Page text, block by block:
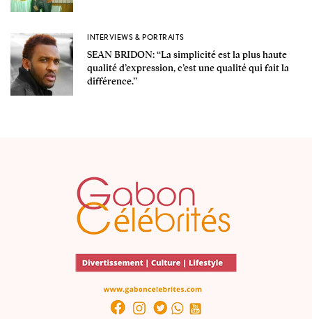
INTERVIEWS & PORTRAITS
SEAN BRIDON: ‘‘La simplicité est la plus haute
qualité d’expression, c’est une qualité qui fait la
différence.’’